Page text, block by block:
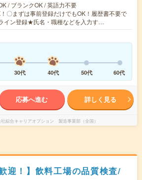
/ ブランクOK / 英語力不要
〇まずは事前登録だけでもOK！履歴書不要で
イン登録★氏名・職種などを入力す…
30代 40代 50代 60代
応募へ進む 詳しく見る
綜合キャリアオプション 製造事業部（全国）
迎！】飲料工場の品質検査/